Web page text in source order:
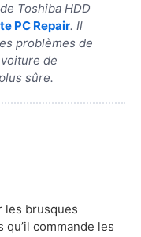
Toshiba HDD
PC Repair. Il
problèmes de
de
sûre.
les brusques
commande les